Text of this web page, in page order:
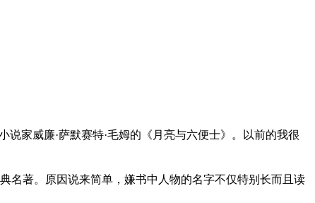
家威廉·萨默赛特·毛姆的《月亮与六便士》。以前的我很
名著。原因说来简单，嫌书中人物的名字不仅特别长而且读